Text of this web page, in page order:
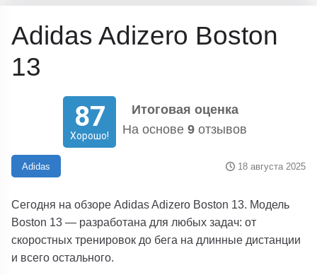
Adidas Adizero Boston
13
87
Хорошо!
Итоговая оценка
На основе 9 отзывов
Adidas 18 августа 2025
Сегодня на обзоре Adidas Adizero Boston 13. Модель
Boston 13 — разработана для любых задач: от
скоростных тренировок до бега на длинные дистанции
и всего остального.